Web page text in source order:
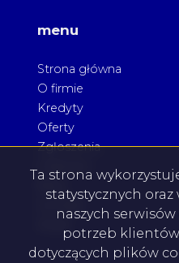
menu
Strona główna
O firmie
Kredyty
Oferty
Zgłoszenia
Kontakt
Ta strona
statystycznych
naszych
potrzeb
dotyczących plików